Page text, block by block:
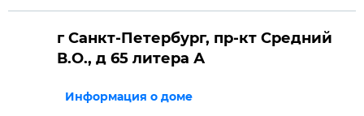
г Санкт-Петербург, пр-кт Средний
В.О., д 65 литера А
Информация о доме